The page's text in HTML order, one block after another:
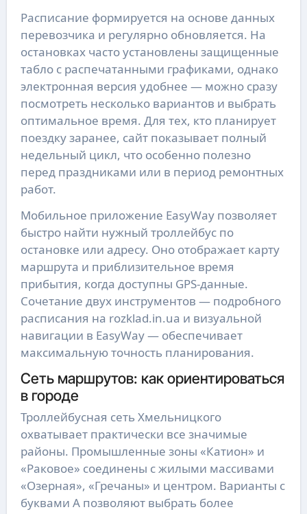
Расписание формируется на основе данных
перевозчика и регулярно обновляется. На
остановках часто установлены защищенные
табло с распечатанными графиками, однако
электронная версия удобнее — можно сразу
посмотреть несколько вариантов и выбрать
оптимальное время. Для тех, кто планирует
поездку заранее, сайт показывает полный
недельный цикл, что особенно полезно
перед праздниками или в период ремонтных
работ.
Мобильное приложение EasyWay позволяет
быстро найти нужный троллейбус по
остановке или адресу. Оно отображает карту
маршрута и приблизительное время
прибытия, когда доступны GPS-данные.
Сочетание двух инструментов — подробного
расписания на rozklad.in.ua и визуальной
навигации в EasyWay — обеспечивает
максимальную точность планирования.
Сеть маршрутов: как ориентироваться
в городе
Троллейбусная сеть Хмельницкого
охватывает практически все значимые
районы. Промышленные зоны «Катион» и
«Раковое» соединены с жилыми массивами
«Озерная», «Гречаны» и центром. Варианты с
буквами А позволяют выбрать более